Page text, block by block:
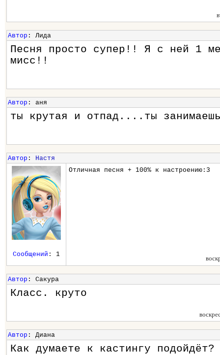
Автор : Лида
Песня просто супер!! Я с ней 1
мисс!!
Автор : аня
ты крутая и отпад....ты
Автор : Настя
Отличная песня + 100% к настроению:3
Сообщений : 1
Автор : Сакура
Класс. круто
Автор : Диана
Как думаете к кастингу подойдёт?